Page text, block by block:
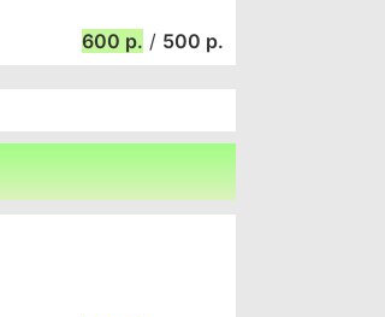
600 / 500